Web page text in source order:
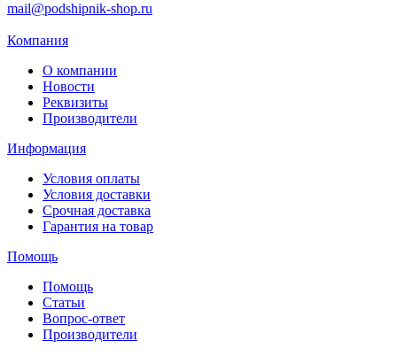
mail@podshipnik-shop.ru
Компания
О компании
Новости
Реквизиты
Производители
Информация
Условия оплаты
Условия доставки
Срочная доставка
Гарантия на товар
Помощь
Помощь
Статьи
Вопрос-ответ
Производители